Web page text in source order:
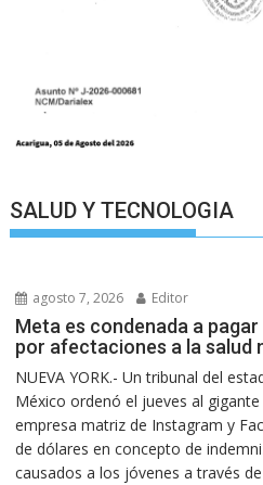
SALUD Y TECNOLOGIA
agosto 7, 2026 Editor
Meta es condenada a
por afectaciones a la salud
NUEVA YORK.- Un tribunal del
México ordenó el jueves al
empresa matriz de Instagram y
de dólares en concepto de
causados a los jóvenes a través